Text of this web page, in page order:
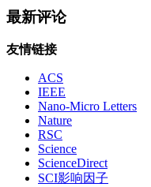
最新评论
友情链接
ACS
IEEE
Nano-Micro Letters
Nature
RSC
Science
ScienceDirect
SCI影响因子